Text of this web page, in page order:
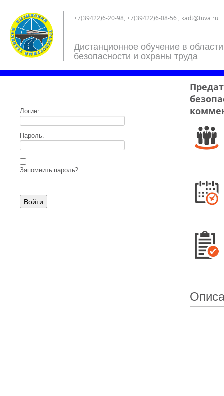
+7(39422)6-20-98, +7(39422)6-08-56 , kadt@tuva.ru
Дистанционное обучение в области
безопасности и охраны труда
Логин:
Пароль:
Запомнить пароль?